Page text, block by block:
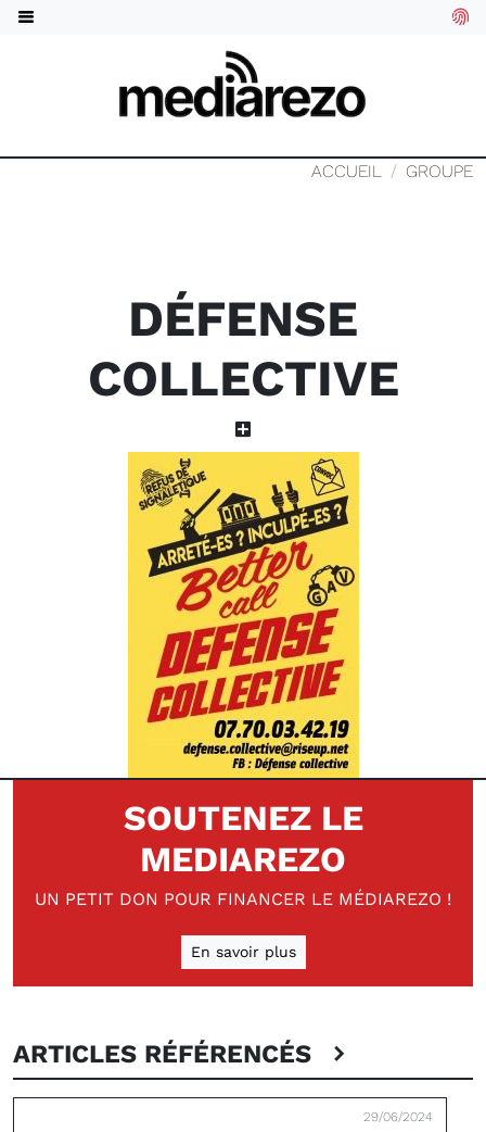
ACCUEIL GROUPE
DÉFENSE
COLLECTIVE
SOUTENEZ LE
MEDIAREZO
UN PETIT DON POUR FINANCER LE MÉDIAREZO !
En savoir plus
ARTICLES RÉFÉRENCÉS
29/06/2024